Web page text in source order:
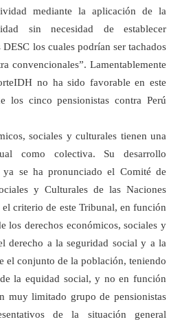
mediante la aplicación de la
sin necesidad de establecer
los cuales podrían ser tachados
convencionales”. Lamentablemente
no ha sido favorable en este
los cinco pensionistas contra Perú
sociales y culturales tienen una
como colectiva. Su desarrollo
se ha pronunciado el Comité de
y Culturales de las Naciones
criterio de este Tribunal, en función
los derechos económicos, sociales y
derecho a la seguridad social y a la
el conjunto de la población, teniendo
la equidad social, y no en función
muy limitado grupo de pensionistas
de la situación general